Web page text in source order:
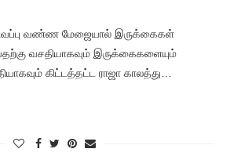
வண்ண மேஜையால் இருக்கைகள்
வசதியாகவும் இருக்கைகளையும்
கிட்டத்தட்ட ராஜா காலத்து…